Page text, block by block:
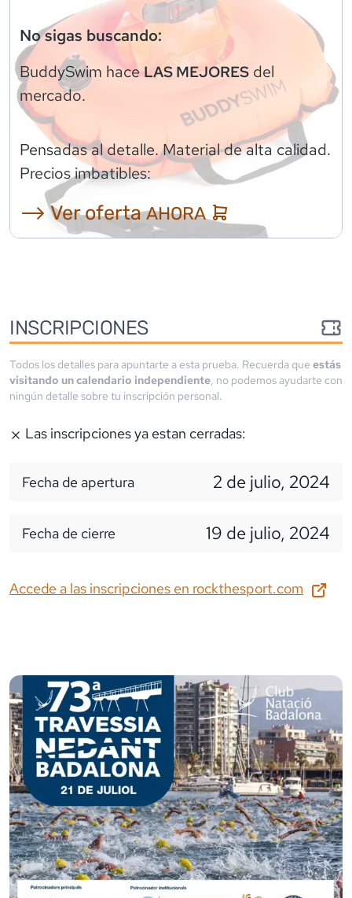
No sigas buscando:
BuddySwim haceLAS MEJORES del
mercado.
Pensadas al detalle. Material de alta calidad.
Precios imbatibles:
⟶ Ver ofertaAHORA
INSCRIPCIONES
Todos los detalles para apuntarte a esta prueba. Recuerda que estás
visitando un calendario independiente, no podemos ayudarte con
ningún detalle sobre tu inscripción personal.
Las inscripciones ya estan cerradas:
Fecha de apertura 2 de julio, 2024
Fecha de cierre 19 de julio, 2024
Accede a las inscripciones en rockthesport.com